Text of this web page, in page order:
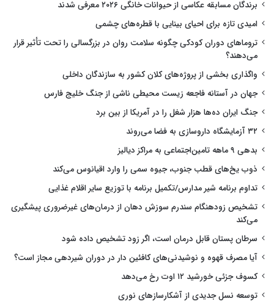
برندگان مسابقه عکاسی از حیوانات خانگی ۲۰۲۶ معرفی شدند
امیدی تازه برای احیای بینایی با قطره‌های چشمی
تروماهای دوران کودکی چگونه سلامت روان در بزرگسالی را تحت تأثیر قرار
می‌دهند؟
واگذاری بخشی از پروژه‌های کلان کشور به سازندگان داخلی
جهان در آستانه فاجعه زیست محیطی ناشی از جنگ خلیج فارس
جنگ ایران ده‌ها هزار شغل را در آمریکا از بین برد
۳۲ آزمایشگاه داروسازی به فضا می‌روند
بدهی ۹ ماهه تامین‌اجتماعی به مراکز دیالیز
ذوب یخ‌های قطب جنوب، جیوه سمی را وارد اقیانوس می‌کند
تداوم برنامه شیر مدارس/تکمیل برنامه با توزیع سایر اقلام غذایی
تشخیص زودهنگام سندرم سوزش دهان از درمان‌های غیرضروری پیشگیری
می‌کند
سرطان پستان قابل درمان است، اگر زود تشخیص داده شود
آیا مصرف قهوه و نوشیدنی‌های کافئین دار در دوران شیردهی مجاز است؟
کسوف جزئی خورشید ۱۲ اوت رخ می‌دهد
توسعه نسل جدیدی از آشکارسازهای نوری